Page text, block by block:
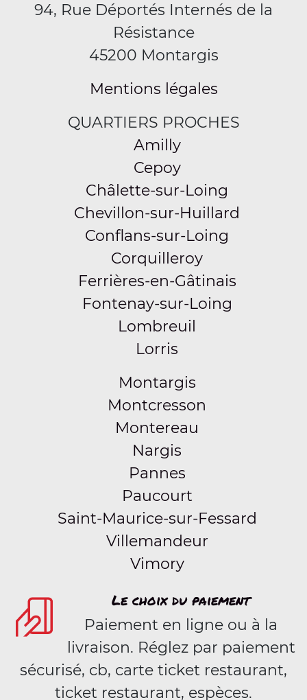
94, Rue Déportés Internés de la
Résistance
45200 Montargis
Mentions légales
QUARTIERS PROCHES
Amilly
Cepoy
Châlette-sur-Loing
Chevillon-sur-Huillard
Conflans-sur-Loing
Corquilleroy
Ferrières-en-Gâtinais
Fontenay-sur-Loing
Lombreuil
Lorris
Montargis
Montcresson
Montereau
Nargis
Pannes
Paucourt
Saint-Maurice-sur-Fessard
Villemandeur
Vimory
Le choix du paiement
Paiement en ligne ou à la
livraison. Réglez par paiement
sécurisé, cb, carte ticket restaurant,
ticket restaurant, espèces.